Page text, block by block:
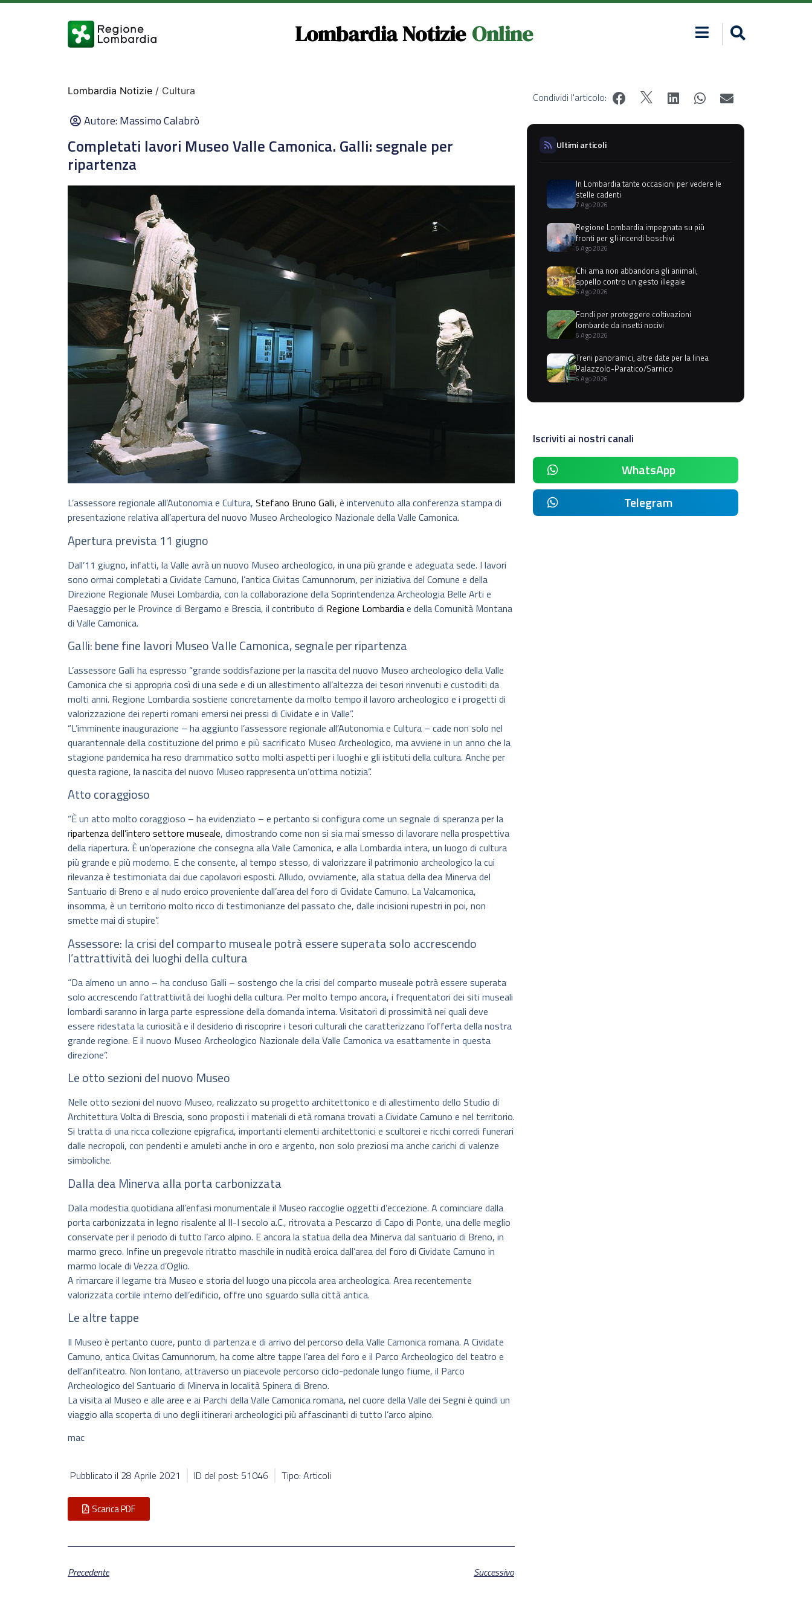
Lombardia Notizie Online
Lombardia Notizie / Cultura
Autore:Massimo Calabrò
Completati lavori Museo Valle Camonica. Galli: segnale per
ripartenza
L’assessore regionale all’Autonomia e Cultura, Stefano Bruno Galli, è intervenuto alla conferenza stampa di
presentazione relativa all’apertura del nuovo Museo Archeologico Nazionale della Valle Camonica.
Apertura prevista 11 giugno
Dall’11 giugno, infatti, la Valle avrà un nuovo Museo archeologico, in una più grande e adeguata sede. I lavori
sono ormai completati a Cividate Camuno, l’antica Civitas Camunnorum, per iniziativa del Comune e della
Direzione Regionale Musei Lombardia, con la collaborazione della Soprintendenza Archeologia Belle Arti e
Paesaggio per le Province di Bergamo e Brescia, il contributo di Regione Lombardiae della Comunità Montana
di Valle Camonica.
Galli: bene fine lavori Museo Valle Camonica, segnale per ripartenza
L’assessore Galli ha espresso “grande soddisfazione per la nascita del nuovo Museo archeologico della Valle
Camonica che si appropria così di una sede e di un allestimento all’altezza dei tesori rinvenuti e custoditi da
molti anni. Regione Lombardia sostiene concretamente da molto tempo il lavoro archeologico e i progetti di
valorizzazione dei reperti romani emersi nei pressi di Cividate e in Valle”.
“L’imminente inaugurazione – ha aggiunto l’assessore regionale all’Autonomia e Cultura – cade non solo nel
quarantennale della costituzione del primo e più sacrificato Museo Archeologico, ma avviene in un anno che la
stagione pandemica ha reso drammatico sotto molti aspetti per i luoghi e gli istituti della cultura. Anche per
questa ragione, la nascita del nuovo Museo rappresenta un’ottima notizia”.
Atto coraggioso
“È un atto molto coraggioso – ha evidenziato – e pertanto si configura come un segnale di speranza per la
ripartenza dell’intero settore museale, dimostrando come non si sia mai smesso di lavorare nella prospettiva
della riapertura. È un’operazione che consegna alla Valle Camonica, e alla Lombardia intera, un luogo di cultura
più grande e più moderno. E che consente, al tempo stesso, di valorizzare il patrimonio archeologico la cui
rilevanza è testimoniata dai due capolavori esposti. Alludo, ovviamente, alla statua della dea Minerva del
Santuario di Breno e al nudo eroico proveniente dall’area del foro di Cividate Camuno. La Valcamonica,
insomma, è un territorio molto ricco di testimonianze del passato che, dalle incisioni rupestri in poi, non
smette mai di stupire”.
Assessore: la crisi del comparto museale potrà essere superata solo accrescendo
l’attrattività dei luoghi della cultura
“Da almeno un anno – ha concluso Galli – sostengo che la crisi del comparto museale potrà essere superata
solo accrescendo l’attrattività dei luoghi della cultura. Per molto tempo ancora, i frequentatori dei siti museali
lombardi saranno in larga parte espressione della domanda interna. Visitatori di prossimità nei quali deve
essere ridestata la curiosità e il desiderio di riscoprire i tesori culturali che caratterizzano l’offerta della nostra
grande regione. E il nuovo Museo Archeologico Nazionale della Valle Camonica va esattamente in questa
direzione”.
Le otto sezioni del nuovo Museo
Nelle otto sezioni del nuovo Museo, realizzato su progetto architettonico e di allestimento dello Studio di
Architettura Volta di Brescia, sono proposti i materiali di età romana trovati a Cividate Camuno e nel territorio.
Si tratta di una ricca collezione epigrafica, importanti elementi architettonici e scultorei e ricchi corredi funerari
dalle necropoli, con pendenti e amuleti anche in oro e argento, non solo preziosi ma anche carichi di valenze
simboliche.
Dalla dea Minerva alla porta carbonizzata
Dalla modestia quotidiana all’enfasi monumentale il Museo raccoglie oggetti d’eccezione. A cominciare dalla
porta carbonizzata in legno risalente al II-I secolo a.C., ritrovata a Pescarzo di Capo di Ponte, una delle meglio
conservate per il periodo di tutto l’arco alpino. E ancora la statua della dea Minerva dal santuario di Breno, in
marmo greco. Infine un pregevole ritratto maschile in nudità eroica dall’area del foro di Cividate Camuno in
marmo locale di Vezza d’Oglio.
A rimarcare il legame tra Museo e storia del luogo una piccola area archeologica. Area recentemente
valorizzata cortile interno dell’edificio, offre uno sguardo sulla città antica.
Le altre tappe
Il Museo è pertanto cuore, punto di partenza e di arrivo del percorso della Valle Camonica romana. A Cividate
Camuno, antica Civitas Camunnorum, ha come altre tappe l’area del foro e il Parco Archeologico del teatro e
dell’anfiteatro. Non lontano, attraverso un piacevole percorso ciclo-pedonale lungo fiume, il Parco
Archeologico del Santuario di Minerva in località Spinera di Breno.
La visita al Museo e alle aree e ai Parchi della Valle Camonica romana, nel cuore della Valle dei Segni è quindi un
viaggio alla scoperta di uno degli itinerari archeologici più affascinanti di tutto l’arco alpino.
mac
Pubblicato il 28 Aprile 2021 ID del post: 51046 Tipo: Articoli
Scarica PDF
Precedente Successivo
Condividi l'articolo:
Ultimi articoli
In Lombardia tante occasioni per vedere le
stelle cadenti
7 Ago 2026
Regione Lombardia impegnata su più
fronti per gli incendi boschivi
6 Ago 2026
Chi ama non abbandona gli animali,
appello contro un gesto illegale
6 Ago 2026
Fondi per proteggere coltivazioni
lombarde da insetti nocivi
6 Ago 2026
Treni panoramici, altre date per la linea
Palazzolo-Paratico/Sarnico
6 Ago 2026
Iscriviti ai nostri canali
WhatsApp
Telegram